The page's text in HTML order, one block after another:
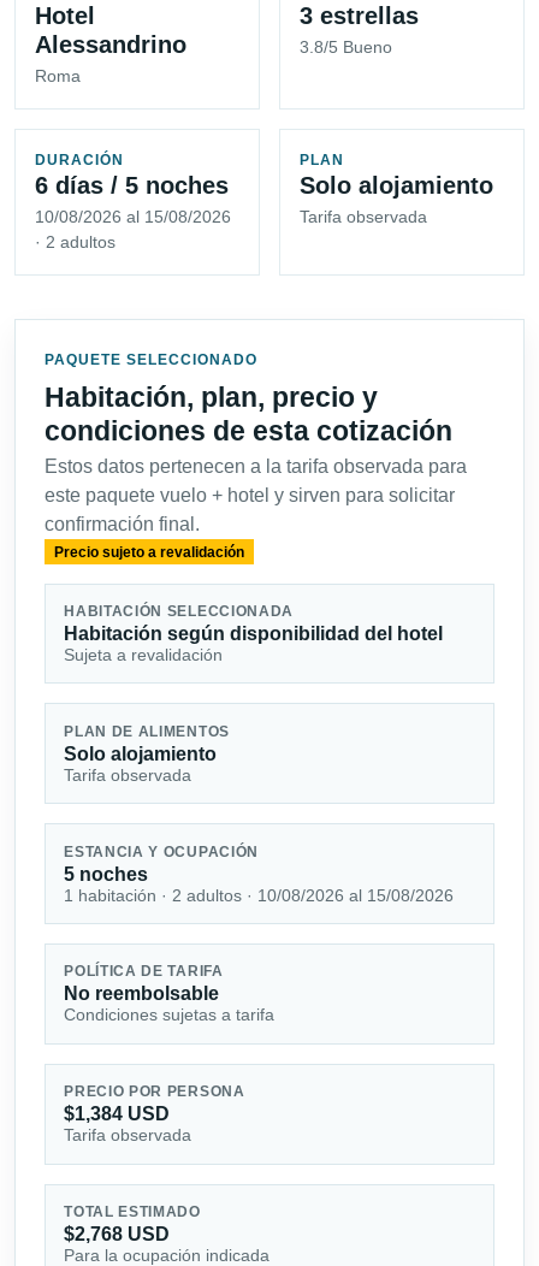
Hotel
Alessandrino
Roma
3 estrellas
3.8/5 Bueno
DURACIÓN
6 días / 5 noches
10/08/2026 al 15/08/2026
· 2 adultos
PLAN
Solo alojamiento
Tarifa observada
PAQUETE SELECCIONADO
Habitación, plan, precio y
condiciones de esta cotización
Estos datos pertenecen a la tarifa observada para
este paquete vuelo + hotel y sirven para solicitar
confirmación final.
Precio sujeto a revalidación
HABITACIÓN SELECCIONADA
Habitación según disponibilidad del hotel
Sujeta a revalidación
PLAN DE ALIMENTOS
Solo alojamiento
Tarifa observada
ESTANCIA Y OCUPACIÓN
5 noches
1 habitación · 2 adultos · 10/08/2026 al 15/08/2026
POLÍTICA DE TARIFA
No reembolsable
Condiciones sujetas a tarifa
PRECIO POR PERSONA
$1,384 USD
Tarifa observada
TOTAL ESTIMADO
$2,768 USD
Para la ocupación indicada